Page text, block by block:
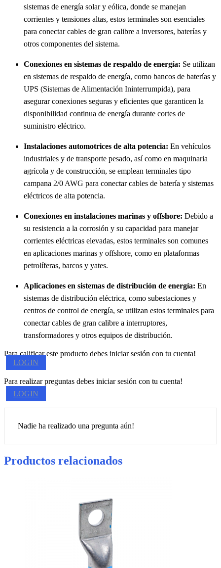
sistemas de energía solar y eólica, donde se manejan
corrientes y tensiones altas, estos terminales son esenciales
para conectar cables de gran calibre a inversores, baterías y
otros componentes del sistema.
Conexiones en sistemas de respaldo de energía: Se utilizan
en sistemas de respaldo de energía, como bancos de baterías y
UPS (Sistemas de Alimentación Ininterrumpida), para
asegurar conexiones seguras y eficientes que garanticen la
disponibilidad continua de energía durante cortes de
suministro eléctrico.
Instalaciones automotrices de alta potencia: En vehículos
industriales y de transporte pesado, así como en maquinaria
agrícola y de construcción, se emplean terminales tipo
campana 2/0 AWG para conectar cables de batería y sistemas
eléctricos de alta potencia.
Conexiones en instalaciones marinas y offshore: Debido a
su resistencia a la corrosión y su capacidad para manejar
corrientes eléctricas elevadas, estos terminales son comunes
en aplicaciones marinas y offshore, como en plataformas
petrolíferas, barcos y yates.
Aplicaciones en sistemas de distribución de energía: En
sistemas de distribución eléctrica, como subestaciones y
centros de control de energía, se utilizan estos terminales para
conectar cables de gran calibre a interruptores,
transformadores y otros equipos de distribución.
Para calificar este producto debes iniciar sesión con tu cuenta!
LOGIN
Para realizar preguntas debes iniciar sesión con tu cuenta!
LOGIN
Nadie ha realizado una pregunta aún!
Productos relacionados